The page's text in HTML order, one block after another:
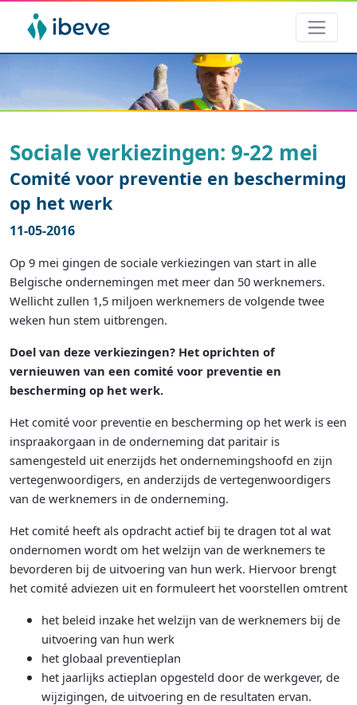
Sociale verkiezingen: 9-22 mei
Comité voor preventie en bescherming
op het werk
11-05-2016
Op 9 mei gingen de sociale verkiezingen van start in alle
Belgische ondernemingen met meer dan 50 werknemers.
Wellicht zullen 1,5 miljoen werknemers de volgende twee
weken hun stem uitbrengen.
Doel van deze verkiezingen? Het oprichten of
vernieuwen van een comité voor preventie en
bescherming op het werk.
Het comité voor preventie en bescherming op het werk is een
inspraakorgaan in de onderneming dat paritair is
samengesteld uit enerzijds het ondernemingshoofd en zijn
vertegenwoordigers, en anderzijds de vertegenwoordigers
van de werknemers in de onderneming.
Het comité heeft als opdracht actief bij te dragen tot al wat
ondernomen wordt om het welzijn van de werknemers te
bevorderen bij de uitvoering van hun werk. Hiervoor brengt
het comité adviezen uit en formuleert het voorstellen omtrent
het beleid inzake het welzijn van de werknemers bij de
uitvoering van hun werk
het globaal preventieplan
het jaarlijks actieplan opgesteld door de werkgever, de
wijzigingen, de uitvoering en de resultaten ervan.